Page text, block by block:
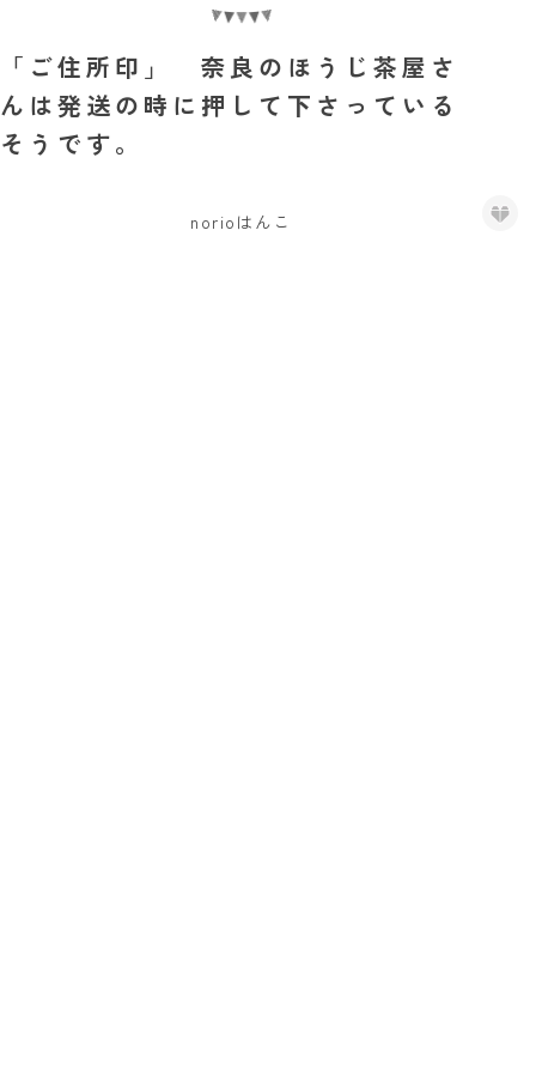
「ご住所印」 奈良のほうじ茶屋さ
んは発送の時に押して下さっている
そうです。
norioはんこ